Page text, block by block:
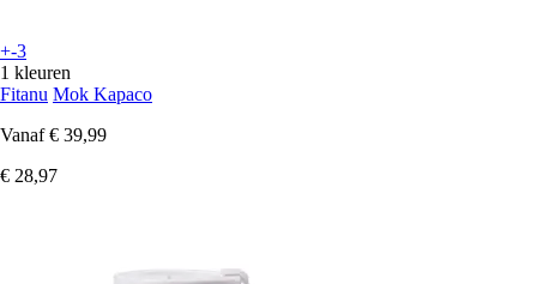
+-3
1 kleuren
Fitanu Mok Kapaco
Vanaf € 39,99
€ 28,97